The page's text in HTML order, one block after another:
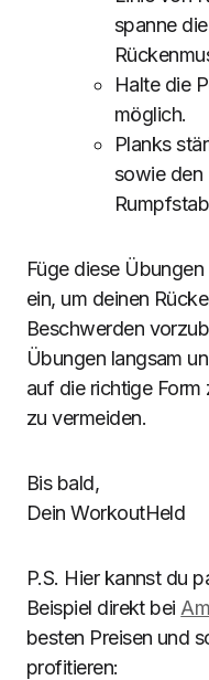
spanne
Halte die
möglich.
Planks
sowie den
Füge diese
ein, um deinen
Beschwerden
Übungen langsam
auf die richtige Form
zu vermeiden.
Bis bald,
Dein WorkoutHeld
P.S. Hier kannst du
Beispiel direkt bei
besten Preisen und
profitieren: